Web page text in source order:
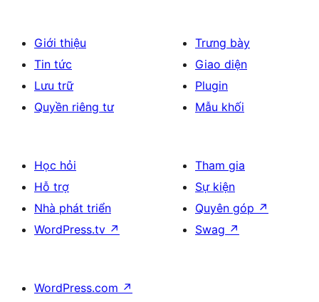
Giới thiệu
Tin tức
Lưu trữ
Quyền riêng tư
Trưng bày
Giao diện
Plugin
Mẫu khối
Học hỏi
Hỗ trợ
Nhà phát triển
WordPress.tv ↗
Tham gia
Sự kiện
Quyên góp ↗
Swag ↗
WordPress.com ↗